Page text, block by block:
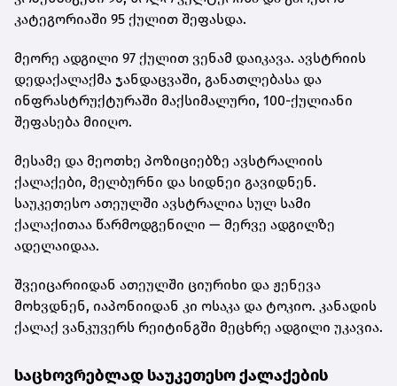
კატეგორიაში 95 ქულით შეფასდა.
მეორე ადგილი 97 ქულით ვენამ დაიკავა. ავსტრიის
დედაქალაქმა ჯანდაცვაში, განათლებასა და
ინფრასტრუქტურაში მაქსიმალური, 100-ქულიანი
შეფასება მიიღო.
მესამე და მეოთხე პოზიციებზე ავსტრალიის
ქალაქები, მელბურნი და სიდნეი გავიდნენ.
საუკეთესო ათეულში ავსტრალია სულ სამი
ქალაქითაა წარმოდგენილი — მერვე ადგილზე
ადელაიდაა.
შვეიცარიიდან ათეულში ციურიხი და ჟენევა
მოხვდნენ, იაპონიიდან კი ოსაკა და ტოკიო. კანადის
ქალაქ ვანკუვერს რეიტინგში მეცხრე ადგილი უკავია.
საცხოვრებლად საუკეთესო ქალაქების